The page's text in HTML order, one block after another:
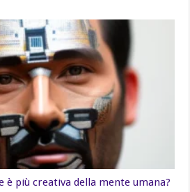
è più creativa della mente umana?